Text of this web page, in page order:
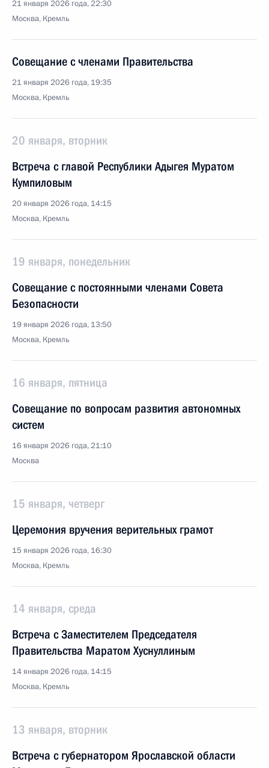
21 января 2026 года, 22:30
Москва, Кремль
Совещание с членами Правительства
21 января 2026 года, 19:35
Москва, Кремль
20 января, вторник
Встреча с главой Республики Адыгея Муратом
Кумпиловым
20 января 2026 года, 14:15
Москва, Кремль
19 января, понедельник
Совещание с постоянными членами Совета
Безопасности
19 января 2026 года, 13:50
Москва, Кремль
16 января, пятница
Совещание по вопросам развития автономных
систем
16 января 2026 года, 21:10
Москва
15 января, четверг
Церемония вручения верительных грамот
15 января 2026 года, 16:30
Москва, Кремль
14 января, среда
Встреча с Заместителем Председателя
Правительства Маратом Хуснуллиным
14 января 2026 года, 14:15
Москва, Кремль
13 января, вторник
Встреча с губернатором Ярославской области